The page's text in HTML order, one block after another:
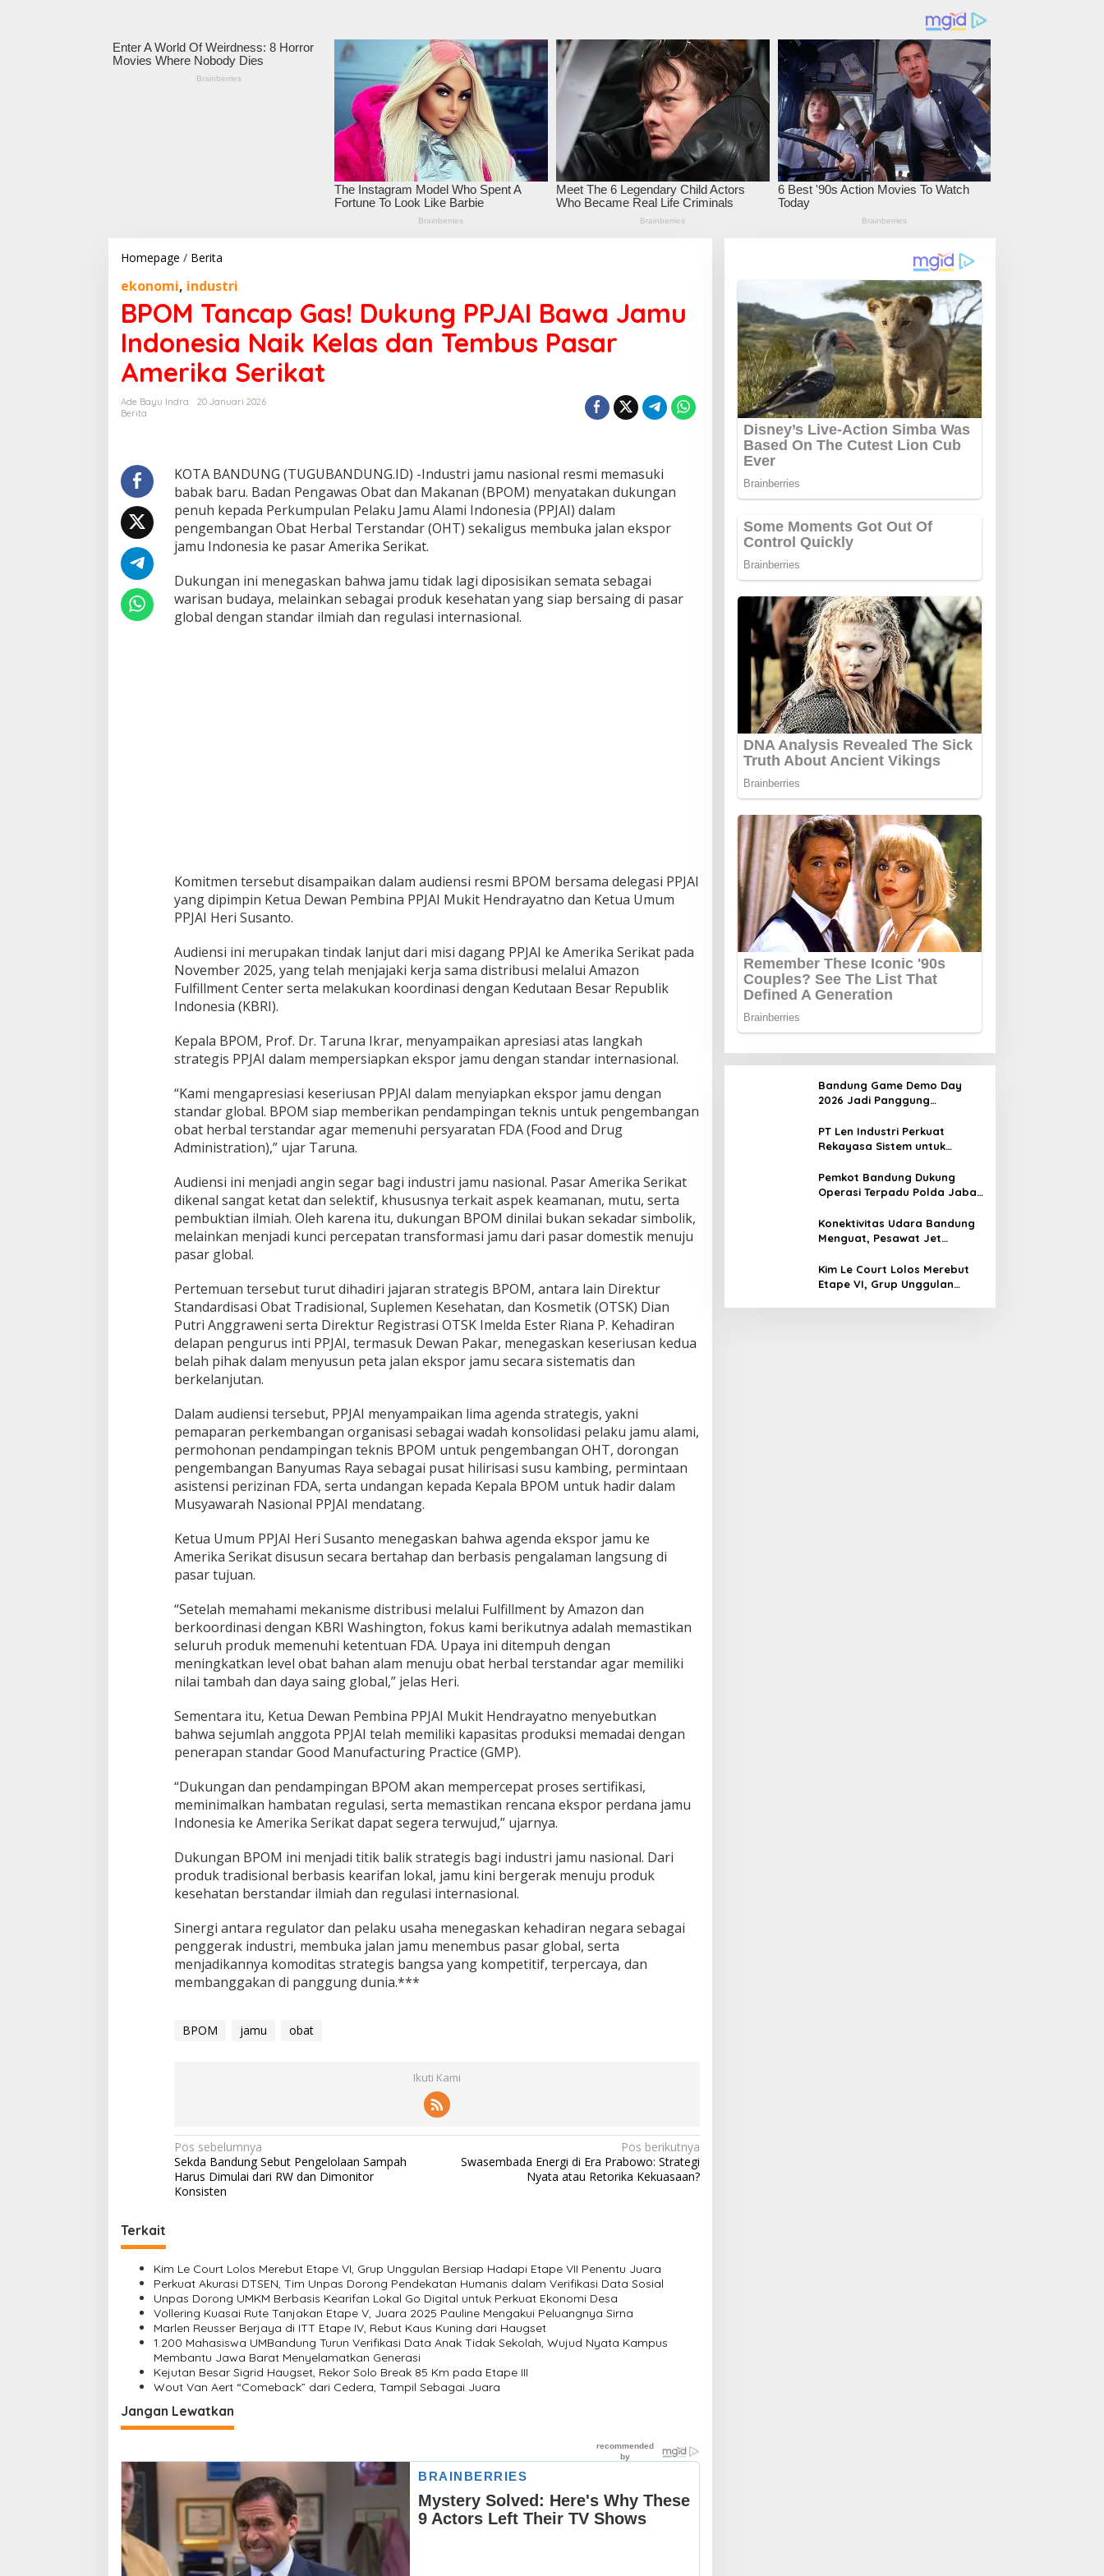
Homepage / Berita
O
T
n
G
u
k
u
n
g
P
J
A
I
B
N
a
i
k
e
l
a
s
d
n
T
b
u
s
P
s
a
r
A
m
e
r
k
a
S
e
i
k
t
ekonomi, industri
BPOM Tancap Gas! Dukung PPJAI Bawa Jamu
Indonesia Naik Kelas dan Tembus Pasar
Amerika Serikat
Ade Bayu Indra
20 Januari 2026
Berita
KOTA BANDUNG (TUGUBANDUNG.ID) -Industri jamu nasional resmi memasuki
babak baru. Badan Pengawas Obat dan Makanan (BPOM) menyatakan dukungan
penuh kepada Perkumpulan Pelaku Jamu Alami Indonesia (PPJAI) dalam
pengembangan Obat Herbal Terstandar (OHT) sekaligus membuka jalan ekspor
jamu Indonesia ke pasar Amerika Serikat.
Dukungan ini menegaskan bahwa jamu tidak lagi diposisikan semata sebagai
warisan budaya, melainkan sebagai produk kesehatan yang siap bersaing di pasar
global dengan standar ilmiah dan regulasi internasional.
Komitmen tersebut disampaikan dalam audiensi resmi BPOM bersama delegasi PPJAI
yang dipimpin Ketua Dewan Pembina PPJAI Mukit Hendrayatno dan Ketua Umum
PPJAI Heri Susanto.
Audiensi ini merupakan tindak lanjut dari misi dagang PPJAI ke Amerika Serikat pada
November 2025, yang telah menjajaki kerja sama distribusi melalui Amazon
Fulfillment Center serta melakukan koordinasi dengan Kedutaan Besar Republik
Indonesia (KBRI).
Kepala BPOM, Prof. Dr. Taruna Ikrar, menyampaikan apresiasi atas langkah
strategis PPJAI dalam mempersiapkan ekspor jamu dengan standar internasional.
“Kami mengapresiasi keseriusan PPJAI dalam menyiapkan ekspor jamu dengan
standar global. BPOM siap memberikan pendampingan teknis untuk pengembangan
obat herbal terstandar agar memenuhi persyaratan FDA (Food and Drug
Administration),” ujar Taruna.
Audiensi ini menjadi angin segar bagi industri jamu nasional. Pasar Amerika Serikat
dikenal sangat ketat dan selektif, khususnya terkait aspek keamanan, mutu, serta
pembuktian ilmiah. Oleh karena itu, dukungan BPOM dinilai bukan sekadar simbolik,
melainkan menjadi kunci percepatan transformasi jamu dari pasar domestik menuju
pasar global.
Pertemuan tersebut turut dihadiri jajaran strategis BPOM, antara lain Direktur
Standardisasi Obat Tradisional, Suplemen Kesehatan, dan Kosmetik (OTSK) Dian
Putri Anggraweni serta Direktur Registrasi OTSK Imelda Ester Riana P. Kehadiran
delapan pengurus inti PPJAI, termasuk Dewan Pakar, menegaskan keseriusan kedua
belah pihak dalam menyusun peta jalan ekspor jamu secara sistematis dan
berkelanjutan.
Dalam audiensi tersebut, PPJAI menyampaikan lima agenda strategis, yakni
pemaparan perkembangan organisasi sebagai wadah konsolidasi pelaku jamu alami,
permohonan pendampingan teknis BPOM untuk pengembangan OHT, dorongan
pengembangan Banyumas Raya sebagai pusat hilirisasi susu kambing, permintaan
asistensi perizinan FDA, serta undangan kepada Kepala BPOM untuk hadir dalam
Musyawarah Nasional PPJAI mendatang.
Ketua Umum PPJAI Heri Susanto menegaskan bahwa agenda ekspor jamu ke
Amerika Serikat disusun secara bertahap dan berbasis pengalaman langsung di
pasar tujuan.
“Setelah memahami mekanisme distribusi melalui Fulfillment by Amazon dan
berkoordinasi dengan KBRI Washington, fokus kami berikutnya adalah memastikan
seluruh produk memenuhi ketentuan FDA. Upaya ini ditempuh dengan
meningkatkan level obat bahan alam menuju obat herbal terstandar agar memiliki
nilai tambah dan daya saing global,” jelas Heri.
Sementara itu, Ketua Dewan Pembina PPJAI Mukit Hendrayatno menyebutkan
bahwa sejumlah anggota PPJAI telah memiliki kapasitas produksi memadai dengan
penerapan standar Good Manufacturing Practice (GMP).
“Dukungan dan pendampingan BPOM akan mempercepat proses sertifikasi,
meminimalkan hambatan regulasi, serta memastikan rencana ekspor perdana jamu
Indonesia ke Amerika Serikat dapat segera terwujud,” ujarnya.
Dukungan BPOM ini menjadi titik balik strategis bagi industri jamu nasional. Dari
produk tradisional berbasis kearifan lokal, jamu kini bergerak menuju produk
kesehatan berstandar ilmiah dan regulasi internasional.
Sinergi antara regulator dan pelaku usaha menegaskan kehadiran negara sebagai
penggerak industri, membuka jalan jamu menembus pasar global, serta
menjadikannya komoditas strategis bangsa yang kompetitif, terpercaya, dan
membanggakan di panggung dunia.***
BPOM jamu obat
Ikuti Kami
N
a
v
a
s
i
p
o
s
Pos sebelumnya
Sekda Bandung Sebut Pengelolaan Sampah
Harus Dimulai dari RW dan Dimonitor
Konsisten
Pos berikutnya
Swasembada Energi di Era Prabowo: Strategi
Nyata atau Retorika Kekuasaan?
Terkait
Kim Le Court Lolos Merebut Etape VI, Grup Unggulan Bersiap Hadapi Etape VII Penentu Juara
Perkuat Akurasi DTSEN, Tim Unpas Dorong Pendekatan Humanis dalam Verifikasi Data Sosial
Unpas Dorong UMKM Berbasis Kearifan Lokal Go Digital untuk Perkuat Ekonomi Desa
Vollering Kuasai Rute Tanjakan Etape V, Juara 2025 Pauline Mengakui Peluangnya Sirna
Marlen Reusser Berjaya di ITT Etape IV, Rebut Kaus Kuning dari Haugset
1.200 Mahasiswa UMBandung Turun Verifikasi Data Anak Tidak Sekolah, Wujud Nyata Kampus
Membantu Jawa Barat Menyelamatkan Generasi
Kejutan Besar Sigrid Haugset, Rekor Solo Break 85 Km pada Etape III
Wout Van Aert “Comeback” dari Cedera, Tampil Sebagai Juara
Jangan Lewatkan
Bandung Game Demo Day
2026 Jadi Panggung
Lokal
PT Len Industri Perkuat
Rekayasa Sistem untuk
Nasional
Pemkot Bandung Dukung
Operasi Terpadu Polda Jabar
Konektivitas Udara Bandung
Menguat, Pesawat Jet
Sastranegara
Kim Le Court Lolos Merebut
Etape VI, Grup Unggulan